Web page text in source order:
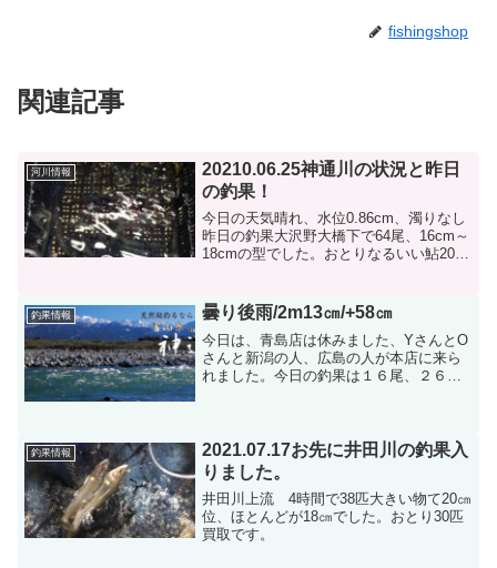
fishingshop
関連記事
河川情報
20210.06.25神通川の状況と昨日
の釣果！
今日の天気晴れ、水位0.86cm、濁りなし
昨日の釣果大沢野大橋下で64尾、16cm～
18cmの型でした。おとりなるいい鮎20尾
釣果情報 曇り後雨/2m13㎝/+58㎝
今日は、青島店は休みました、YさんとO
さんと新潟の人、広島の人が本店に来ら
れました。今日の釣果は１６尾、２６
す。この記録は１０時頃から...
釣果情報
2021.07.17お先に井田川の釣果入
りました。
井田川上流 4時間で38匹大きい物て20㎝
位、ほとんどが18㎝でした。おとり30匹
買取です。